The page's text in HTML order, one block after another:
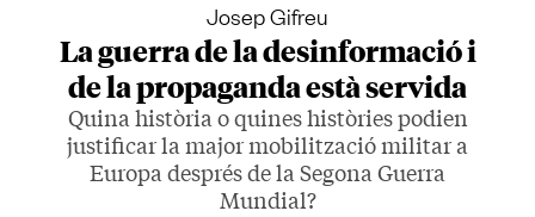
Josep Gifreu
La guerra de la desinformació i
de la propaganda està servida
Quina història o quines històries podien
justificar la major mobilització militar a
Europa després de la Segona Guerra
Mundial?